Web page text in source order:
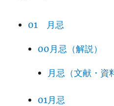
01 月忌
00月忌（解説）
月忌（文献・資
01月忌